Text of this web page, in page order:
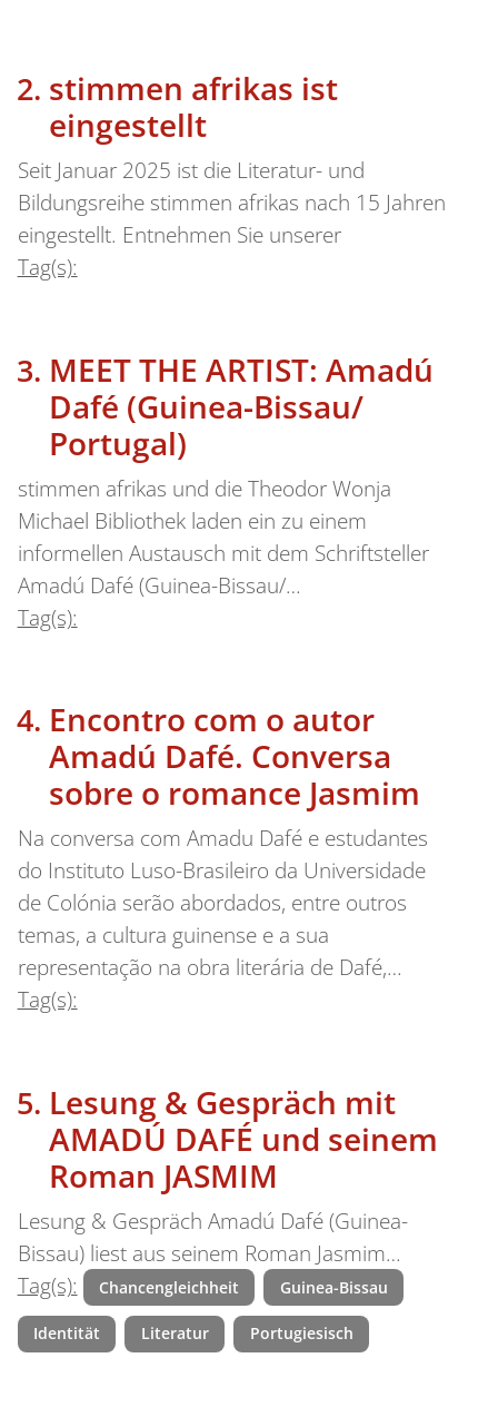
stimmen afrikas ist
eingestellt
Seit Januar 2025 ist die Literatur- und
Bildungsreihe stimmen afrikas nach 15 Jahren
eingestellt. Entnehmen Sie unserer
Tag(s):
MEET THE ARTIST: Amadú
Dafé (Guinea-Bissau/
Portugal)
stimmen afrikas und die Theodor Wonja
Michael Bibliothek laden ein zu einem
informellen Austausch mit dem Schriftsteller
Amadú Dafé (Guinea-Bissau/…
Tag(s):
Encontro com o autor
Amadú Dafé. Conversa
sobre o romance Jasmim
Na conversa com Amadu Dafé e estudantes
do Instituto Luso-Brasileiro da Universidade
de Colónia serão abordados, entre outros
temas, a cultura guinense e a sua
representação na obra literária de Dafé,…
Tag(s):
Lesung & Gespräch mit
AMADÚ DAFÉ und seinem
Roman JASMIM
Lesung & Gespräch Amadú Dafé (Guinea-
Bissau) liest aus seinem Roman Jasmim…
Tag(s):
Chancengleichheit Guinea-Bissau
Identität Literatur Portugiesisch